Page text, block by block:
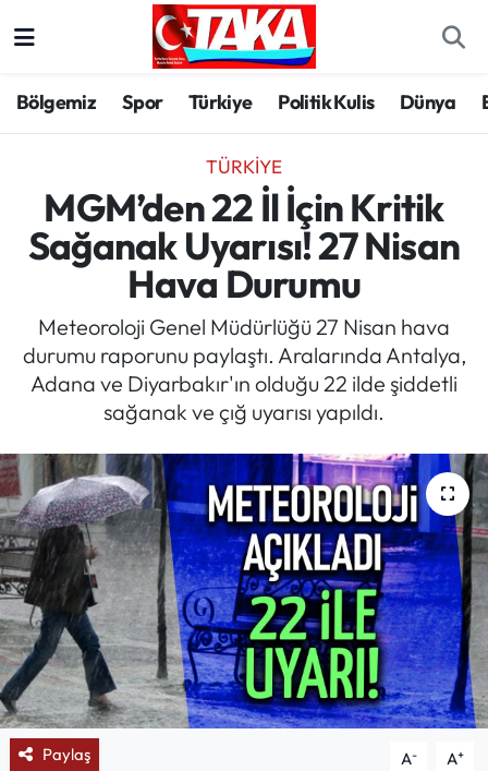
Bölgemiz Spor Türkiye Politik Kulis Dünya
TÜRKIYE
MGM’den 22 İl İçin Kritik
Sağanak Uyarısı! 27 Nisan
Hava Durumu
Meteoroloji Genel Müdürlüğü 27 Nisan hava
durumu raporunu paylaştı. Aralarında Antalya,
Adana ve Diyarbakır'ın olduğu 22 ilde şiddetli
sağanak ve çığ uyarısı yapıldı.
Paylaş A- A+
Spor
Türkiye
Kültür/Sanat
Politik Kulis
Dünya
Magazin
Mektup Galeri
Röportaj
Manşet
Köşe Yazıları
Karikatür Galeri
Trabzon Hava Durumu
Trabzon Trafik Yoğunluk Haritası
Süper Lig Puan Durumu ve Fikstür
Tüm Manşetler
Son Dakika Haberleri
Haber Arşivi